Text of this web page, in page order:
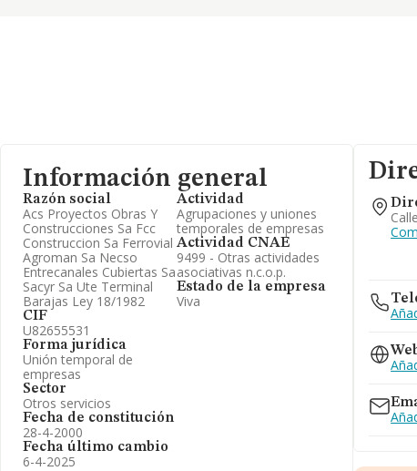
Información general
Razón social
Acs Proyectos Obras Y
Construcciones Sa Fcc
Construccion Sa Ferrovial
Agroman Sa Necso
Entrecanales Cubiertas Sa
Sacyr Sa Ute Terminal
Barajas Ley 18/1982
CIF
U82655531
Forma jurídica
Unión temporal de
empresas
Sector
Otros servicios
Fecha de constitución
28-4-2000
Fecha último cambio
6-4-2025
Actividad
Agrupaciones y uniones
temporales de empresas
Actividad CNAE
9499 - Otras actividades
asociativas n.c.o.p.
Estado de la empresa
Viva